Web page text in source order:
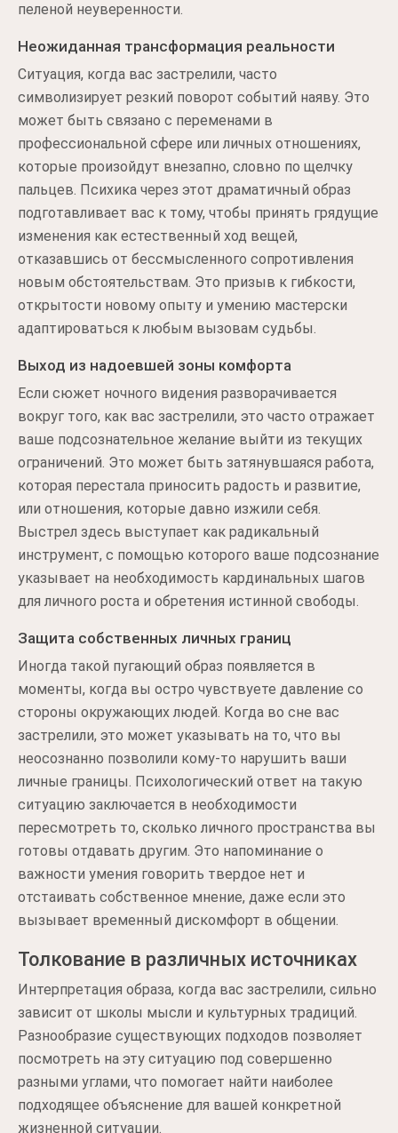
пеленой неуверенности.
Неожиданная трансформация реальности
Ситуация, когда вас застрелили, часто
символизирует резкий поворот событий наяву. Это
может быть связано с переменами в
профессиональной сфере или личных отношениях,
которые произойдут внезапно, словно по щелчку
пальцев. Психика через этот драматичный образ
подготавливает вас к тому, чтобы принять грядущие
изменения как естественный ход вещей,
отказавшись от бессмысленного сопротивления
новым обстоятельствам. Это призыв к гибкости,
открытости новому опыту и умению мастерски
адаптироваться к любым вызовам судьбы.
Выход из надоевшей зоны комфорта
Если сюжет ночного видения разворачивается
вокруг того, как вас застрелили, это часто отражает
ваше подсознательное желание выйти из текущих
ограничений. Это может быть затянувшаяся работа,
которая перестала приносить радость и развитие,
или отношения, которые давно изжили себя.
Выстрел здесь выступает как радикальный
инструмент, с помощью которого ваше подсознание
указывает на необходимость кардинальных шагов
для личного роста и обретения истинной свободы.
Защита собственных личных границ
Иногда такой пугающий образ появляется в
моменты, когда вы остро чувствуете давление со
стороны окружающих людей. Когда во сне вас
застрелили, это может указывать на то, что вы
неосознанно позволили кому-то нарушить ваши
личные границы. Психологический ответ на такую
ситуацию заключается в необходимости
пересмотреть то, сколько личного пространства вы
готовы отдавать другим. Это напоминание о
важности умения говорить твердое нет и
отстаивать собственное мнение, даже если это
вызывает временный дискомфорт в общении.
Толкование в различных источниках
Интерпретация образа, когда вас застрелили, сильно
зависит от школы мысли и культурных традиций.
Разнообразие существующих подходов позволяет
посмотреть на эту ситуацию под совершенно
разными углами, что помогает найти наиболее
подходящее объяснение для вашей конкретной
жизненной ситуации.